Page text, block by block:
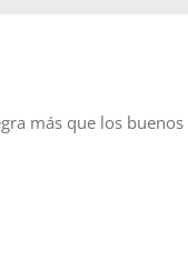
más que los